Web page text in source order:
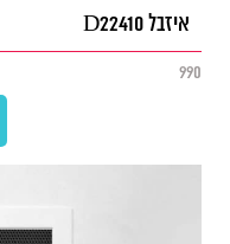
איזבל D22410
990